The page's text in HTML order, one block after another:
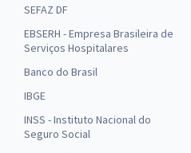
SEFAZ DF
EBSERH - Empresa Brasileira de
Serviços Hospitalares
Banco do Brasil
IBGE
INSS - Instituto Nacional do
Seguro Social